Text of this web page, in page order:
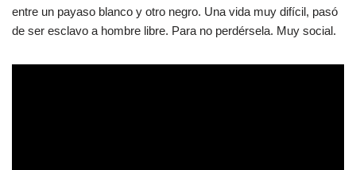
entre un payaso blanco y otro negro. Una vida muy difícil, pasó
de ser esclavo a hombre libre. Para no perdérsela. Muy social.